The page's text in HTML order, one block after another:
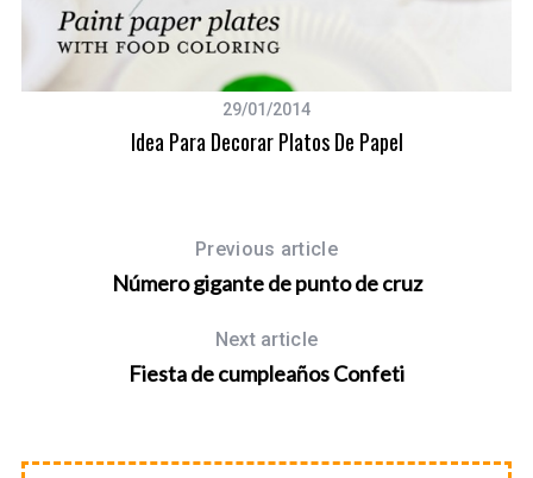
29/01/2014
Idea Para Decorar Platos De Papel
Previous article
Número gigante de punto de cruz
Next article
Fiesta de cumpleaños Confeti